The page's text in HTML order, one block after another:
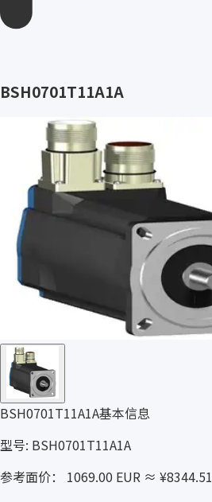
BSH0701T11A1A
BSH0701T11A1A基本信息
型号: BSH0701T11A1A
参考面价： 1069.00 EUR ≈ ¥8344.51